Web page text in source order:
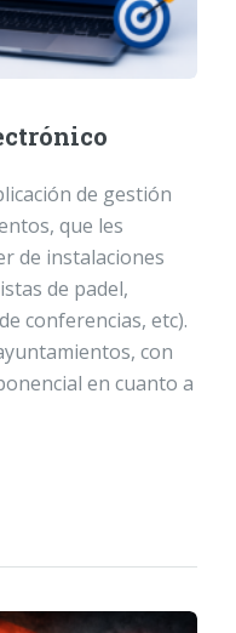
de gestión
que les
de instalaciones
de padel,
conferencias, etc).
con
en cuanto a